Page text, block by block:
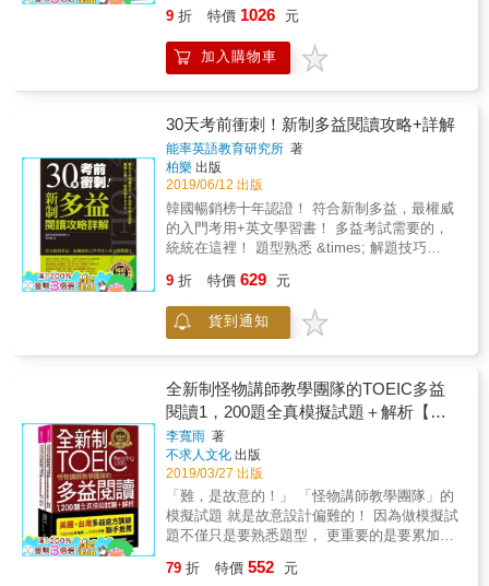
用說明。※本書未提供光碟燒錄服務。※雖然我
們努力做到完美，但也有可能因為手機的系統
版本和「Youtor App」不相容導致無法安裝，
在此必須和讀者說聲抱歉，若無法正常使用，
工具，能讓讀者不僅不用再額外花錢，且使用
筆」就是這麼方便！ （1）讀者只要透過書中
的QR Code連結，就能立即下載「Youtor
App」。（僅限iPhone和Android二種系統手
要的音檔或直接掃描內頁QR Code，將音檔一
次從雲端下載至手機使用。 （3）當音檔已完
成下載後，讀者只要拿出手機並開啟「Youtor
App」（內含VRP虛擬點讀筆），就能隨時掃
描書中頁面的QR Code立即讀取音檔（平均1秒
內）且不需要開啟上網功能。 （4）「VRP虛
擬點讀筆」就像是點讀筆一樣好用，還可以調
（5）「VRP虛擬點讀筆」比點讀筆更好用，具
有定時播放、背景播放的功能，也可以自動換
頁或是手動點選想要的頁數，聆聽該頁音檔。
（6）如果讀者擔心音檔下載後太佔手機空間，
載。購買本公司書籍的讀者等於有一個雲端的
CD櫃可隨時使用。 （7）詳細使用及操作方法
請見書中使用說明。 ※本書未提供光碟燒錄服
務。 ※雖然我們努力做到完美，但也有可能因
為手機的系統版本和「Youtor App」不相容導
致無法安裝，在此必須和讀者說聲抱歉，若無
法正常使用，請與本公司聯繫，由專人為您服
務。 考多益，你不相信他們，要相信誰！ &
有練習畫答案卡，臨陣考試才發現加上畫卡竟
真實模擬考場答題情境，每回測驗附有答案
卡，供考生參照並練習畫卡手感。 & 獨家答題
「答對率」，找出弱點！ 每一題試題解說皆附
上「答對率」，為教學團隊長期統計考生答對
該題的比例。對於題目的難易度及易犯錯誤，
考生一目了然，可依此調整準備方向。 & 善用
「分數預測表」，自我評估！ 使用本書的「分
數預測表」，考生可掌握自我實力，並預估實
際應考分數，朝目標不斷進步。 & 本書特色 &
500題閱讀模擬測驗，直達高分！ 題材多變，
緊扣出題趨勢，全面激發高分實力。 & 1000次
實際應考，精準命題！ 日本權威多益團隊實際
應考超過千次，教學經驗豐富，精闢解題。 &
考生好評 & ■「比實際考試稍難一點點，是很
棒的題庫！」──多益750分考生 & ■「我的閱
讀部分在一個月內進步了70分！習慣測驗時
讀部分470 / 495分考生 & ■「我總共練習了三
次，從中可以得知自己的弱點。難度和實際測
驗差不多，值得推薦！」──多益815分考生 &
■「我寫了4回，對照分數大約是800～850分，
最後實際考試拿到了865分。是很好的訓練！」
組」聯合審訂，量身打造最適合台灣人的多益
整掌握多益閱讀重點 作者分析十多年來的多益
閱讀考題，並獨家整理出最常考、最容易混淆
的閱讀試題重點，把複雜的題目變簡單，在作
多益閱讀題型 想要在多益閱讀測驗上拿高分，
就要先摸熟出題方向。《神猜解TOEIC多益閱
讀：「攻略」+「試題」+「解析」一本搞定》
系統化分析PART 5到PART7出題類型，並善用
表格統整文法重點，同時提升試前準備與應試
實戰的學習、解題效率！ 模擬閱讀試題實境演
練 許多多益高分神人都說：「勤寫模擬試題是
讀：「攻略」+「試題」+「解析」一本搞定》
不僅在每一小節設計豐富的驗收習題，更收錄
完整2回多益閱讀模擬試題，一步一步帶領你走
時，更要針對弱點加強補救。不管是小試身手
的測驗題、還是完全擬真的閱讀試題，《神猜
解TOEIC多益閱讀：「攻略」+「試題」+「解
析」一本搞定》均提供完整解析，在正式應考
時，就能避開犯過的錯誤，奪取高分！ 【使用
說明】 7大要點，戰勝全新制多益！ 1.最精華
的「文法重點」 閱讀攻略按照文法重點，共劃
分12個大章節，各章節下細分該主題的各個解
題要點，讀者可針對自己較不擅長的部分熟
讀、演練。作者濃縮自己多年來的教學及考試
題型解析！ 外加考生自己「反覆不斷的練習」
輕鬆破解600~800分的祕密！ 眾文 「多益解
密」系列已成功幫助無數考生達成高分目標，
學習進度，並對各題型做獨門解析，是市面上
最強的解題策略本！ 三本書各歸納整理閱讀8
大文章類型、聽力18種必考題型及12項核心文
法，並針對各題型提出解題對策與答題技巧。
每本書皆安排學習進度，協助考生循序漸進，
掌握考試重點，考取理想分數！ 《TOEIC LR
TEST多益閱讀解密》三大特色 ▓8大文章類型
歸納整理 逐一分析閱讀測驗8大文章類型，針
對各種類型提供閱讀方法！ ▓10天完整學習計
備上場應試！ ▓滿分作者重點解題 深入解析每
一道題目的出題重點與解題關鍵，有效提升答
題速度。 《TOEIC LR TEST多益聽力解密》
四大特色 ▓18種題型歸納整理 獨家歸納聽力測
驗18種題型，針對各種題型提供答題策略！ ▓7
天完整學習計畫 1天1單元，方便擬定學習計
畫，7天做好準備上場應試！ ▓滿分作者重點解
題 深入解析每一道題目的出題重點與解題關
鍵，有效提升答題速度。 ▓美英加澳四國口音
MP3比照正式考試，採四國發音錄製，考生可
免費線上下載。在題目解說部分清楚標示各國
口音，便於考生反覆熟悉，提升反應速度。
▓12項核心文法歸納整理 詳細分析12項核心文
9 折 特價 1026 元
加入購物車
30天考前衝刺！新制多益閱讀攻略+詳解
能率英語教育研究所 著
柏樂 出版
2019/06/12 出版
韓國暢銷榜十年認證！ 符合新制多益，最權威
的入門考用+英文學習書！ 多益考試需要的，
統統在這裡！ 題型熟悉 &times; 解題技巧
擬真試題！ 最權威的多益攻略，一舉考成戰
神！ 能率英語教育研究所創社於1980年，2005
年首次推出《30天考前衝刺！新制多益聽力攻
上，穩坐多益入門書暢銷排行榜，打響其名
號，能率英語教育研究所自此以優秀英文教材
為專業品牌，廣為人知。本書也在2018年全面
重新改版上市，符合新制多益測驗題型。 本著
陪伴讀者的精神，繼《30天考前衝刺！新制多
益聽力攻略+詳解》上市，《30天考前衝刺！新
制多益閱讀攻略+詳解》也將會是您最好的學習
夥伴！ 【特別推薦以下讀者使用】 第一次參加
多益的考生！ 久未接觸英文的讀者！ 想奠定英
文基礎，一步一步向上前進的讀者！ 【使用方
9 折 特價 629 元
貨到通知
全新制怪物講師教學團隊的TOEIC多益
閱讀1，200題全真模擬試題＋解析【美
國＋台灣多益官方講師聯手
李寬雨 著
不求人文化 出版
2019/03/27 出版
「難，是故意的！」 「怪物講師教學團隊」的
模擬試題 就是故意設計偏難的！ 因為做模擬試
題不僅只是要熟悉題型， 更重要的是要累加應
你會的還是會，不會的也無法加強練習！ 所以
79 折 特價 552 元